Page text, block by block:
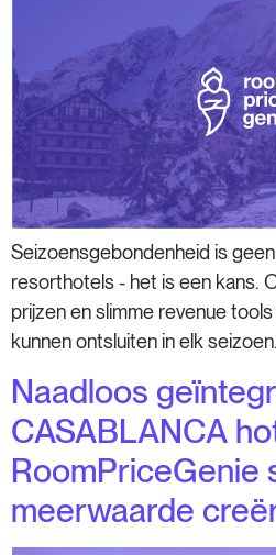
Seizoensgebondenheid is
resorthotels - het is een kans.
prijzen en slimme revenue
kunnen ontsluiten in elk seizoen.
Naadloos
CASABLANCA
RoomPriceGenie
meerwaarde